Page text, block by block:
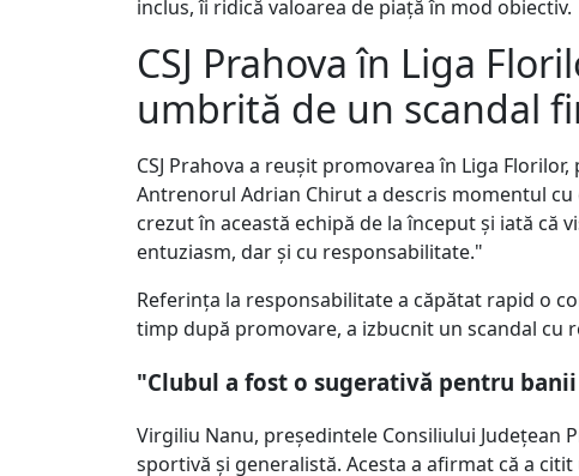
inclus, îi ridică valoarea de piață în mod obiectiv.
CSJ Prahova în Liga
umbrită de un scandal
CSJ Prahova a reușit promovarea în Liga
Antrenorul Adrian Chirut a descris momentul
crezut în această echipă de la început și iată că
entuziasm, dar și cu responsabilitate."
Referința la responsabilitate a căpătat rapid o
timp după promovare, a izbucnit un scandal cu
"Clubul a fost o sugerativă pentru
Virgiliu Nanu, președintele Consiliului Județean
sportivă și generalistă. Acesta a afirmat că a